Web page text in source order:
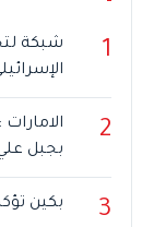
1
شبكة
2
بجبل
3 بكين